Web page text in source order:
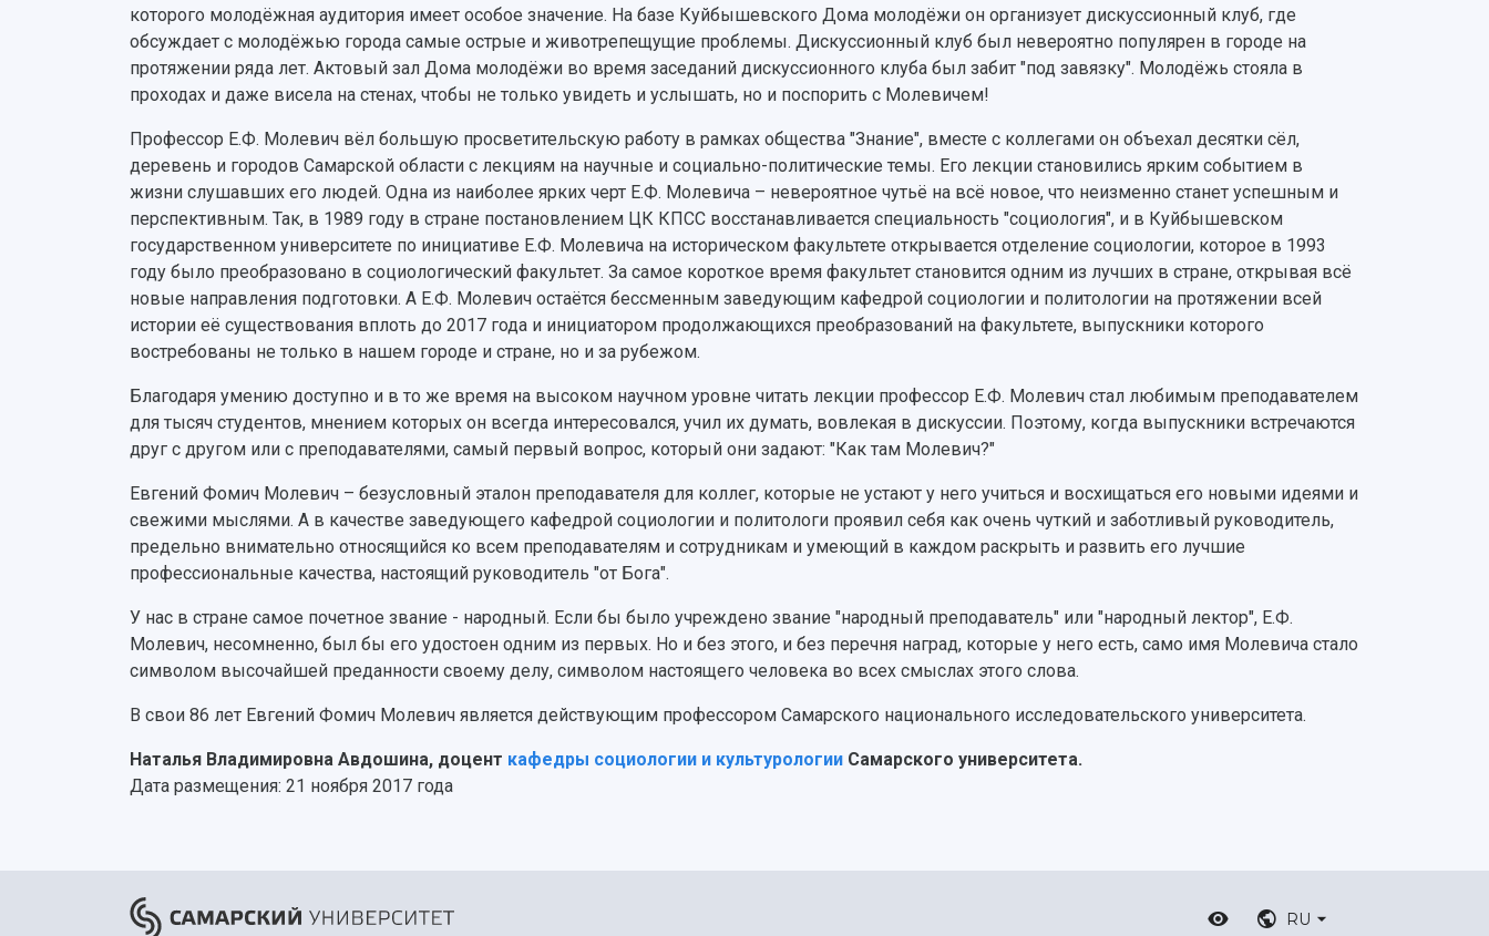
которого молодёжная аудитория имеет особое значение. На базе Куйбышевского Дома молодёжи он организует дискуссионный клуб, где
обсуждает с молодёжью города самые острые и животрепещущие проблемы. Дискуссионный клуб был невероятно популярен в городе на
протяжении ряда лет. Актовый зал Дома молодёжи во время заседаний дискуссионного клуба был забит "под завязку". Молодёжь стояла в
проходах и даже висела на стенах, чтобы не только увидеть и услышать, но и поспорить с Молевичем!
Профессор Е.Ф. Молевич вёл большую просветительскую работу в рамках общества "Знание", вместе с коллегами он объехал десятки сёл,
деревень и городов Самарской области с лекциям на научные и социально-политические темы. Его лекции становились ярким событием в
жизни слушавших его людей. Одна из наиболее ярких черт Е.Ф. Молевича – невероятное чутьё на всё новое, что неизменно станет успешным и
перспективным. Так, в 1989 году в стране постановлением ЦК КПСС восстанавливается специальность "социология", и в Куйбышевском
государственном университете по инициативе Е.Ф. Молевича на историческом факультете открывается отделение социологии, которое в 1993
году было преобразовано в социологический факультет. За самое короткое время факультет становится одним из лучших в стране, открывая всё
новые направления подготовки. А Е.Ф. Молевич остаётся бессменным заведующим кафедрой социологии и политологии на протяжении всей
истории её существования вплоть до 2017 года и инициатором продолжающихся преобразований на факультете, выпускники которого
востребованы не только в нашем городе и стране, но и за рубежом.
Благодаря умению доступно и в то же время на высоком научном уровне читать лекции профессор Е.Ф. Молевич стал любимым преподавателем
для тысяч студентов, мнением которых он всегда интересовался, учил их думать, вовлекая в дискуссии. Поэтому, когда выпускники встречаются
друг с другом или с преподавателями, самый первый вопрос, который они задают: "Как там Молевич?"
Евгений Фомич Молевич – безусловный эталон преподавателя для коллег, которые не устают у него учиться и восхищаться его новыми идеями и
свежими мыслями. А в качестве заведующего кафедрой социологии и политологи проявил себя как очень чуткий и заботливый руководитель,
предельно внимательно относящийся ко всем преподавателям и сотрудникам и умеющий в каждом раскрыть и развить его лучшие
профессиональные качества, настоящий руководитель "от Бога".
У нас в стране самое почетное звание - народный. Если бы было учреждено звание "народный преподаватель" или "народный лектор", Е.Ф.
Молевич, несомненно, был бы его удостоен одним из первых. Но и без этого, и без перечня наград, которые у него есть, само имя Молевича стало
символом высочайшей преданности своему делу, символом настоящего человека во всех смыслах этого слова.
В свои 86 лет Евгений Фомич Молевич является действующим профессором Самарского национального исследовательского университета.
Наталья Владимировна Авдошина, доцент кафедры социологии и культурологии Самарского университета.
Дата размещения: 21 ноября 2017 года
RU